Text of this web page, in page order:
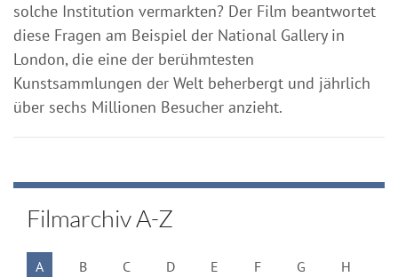
solche Institution vermarkten? Der Film beantwortet
diese Fragen am Beispiel der National Gallery in
London, die eine der berühmtesten
Kunstsammlungen der Welt beherbergt und jährlich
über sechs Millionen Besucher anzieht.
Filmarchiv A-Z
A B C D E F G
H